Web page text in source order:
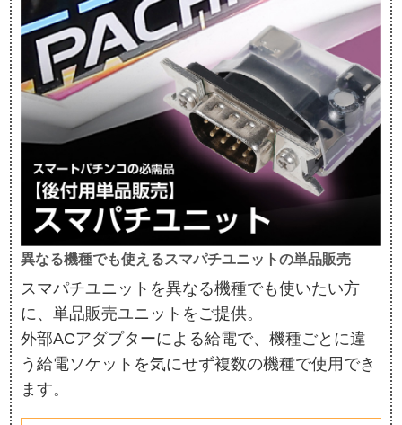
異なる機種でも使えるスマパチユニットの単品販売
スマパチユニットを異なる機種でも使いたい方
に、単品販売ユニットをご提供。
外部ACアダプターによる給電で、機種ごとに違
う給電ソケットを気にせず複数の機種で使用でき
ます。